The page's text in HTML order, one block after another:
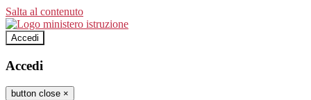
Salta al contenuto
Accedi
Accedi
button close ×